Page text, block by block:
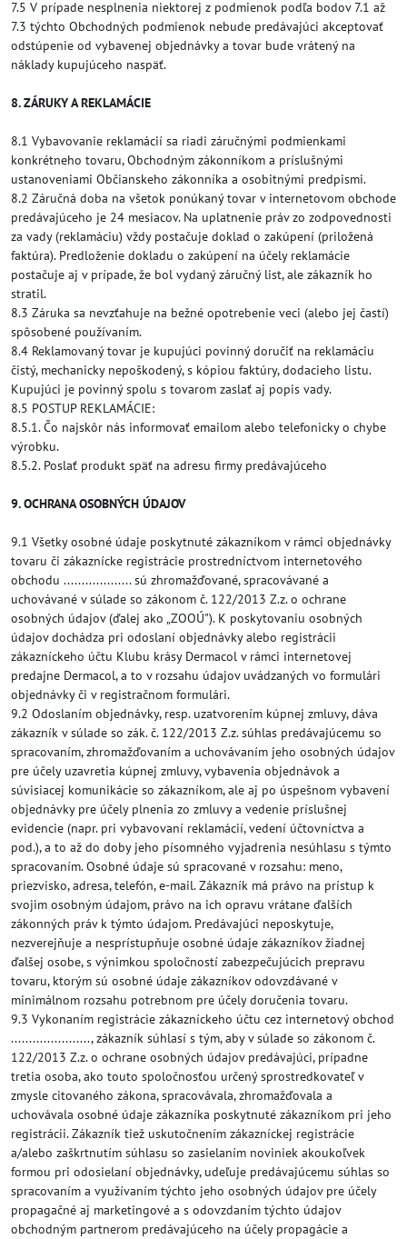
7.5 V prípade nesplnenia niektorej z podmienok podľa bodov 7.1 až
7.3 týchto Obchodných podmienok nebude predávajúci akceptovať
odstúpenie od vybavenej objednávky a tovar bude vrátený na
náklady kupujúceho naspäť.
8. ZÁRUKY A REKLAMÁCIE
8.1 Vybavovanie reklamácií sa riadi záručnými podmienkami
konkrétneho tovaru, Obchodným zákonníkom a príslušnými
ustanoveniami Občianskeho zákonníka a osobitnými predpismi.
8.2 Záručná doba na všetok ponúkaný tovar v internetovom obchode
predávajúceho je 24 mesiacov. Na uplatnenie práv zo zodpovednosti
za vady (reklamáciu) vždy postačuje doklad o zakúpení (priložená
faktúra). Predloženie dokladu o zakúpení na účely reklamácie
postačuje aj v prípade, že bol vydaný záručný list, ale zákazník ho
stratil.
8.3 Záruka sa nevzťahuje na bežné opotrebenie veci (alebo jej častí)
spôsobené používaním.
8.4 Reklamovaný tovar je kupujúci povinný doručiť na reklamáciu
čistý, mechanicky nepoškodený, s kópiou faktúry, dodacieho listu.
Kupujúci je povinný spolu s tovarom zaslať aj popis vady.
8.5 POSTUP REKLAMÁCIE:
8.5.1. Čo najskôr nás informovať emailom alebo telefonicky o chybe
výrobku.
8.5.2. Poslať produkt späť na adresu firmy predávajúceho
9. OCHRANA OSOBNÝCH ÚDAJOV
9.1 Všetky osobné údaje poskytnuté zákazníkom v rámci objednávky
tovaru či zákaznícke registrácie prostredníctvom internetového
obchodu ................... sú zhromažďované, spracovávané a
uchovávané v súlade so zákonom č. 122/2013 Z.z. o ochrane
osobných údajov (ďalej ako „ZOOÚ"). K poskytovaniu osobných
údajov dochádza pri odoslaní objednávky alebo registrácii
zákazníckeho účtu Klubu krásy Dermacol v rámci internetovej
predajne Dermacol, a to v rozsahu údajov uvádzaných vo formulári
objednávky či v registračnom formulári.
9.2 Odoslaním objednávky, resp. uzatvorením kúpnej zmluvy, dáva
zákazník v súlade so zák. č. 122/2013 Z.z. súhlas predávajúcemu so
spracovaním, zhromažďovaním a uchovávaním jeho osobných údajov
pre účely uzavretia kúpnej zmluvy, vybavenia objednávok a
súvisiacej komunikácie so zákazníkom, ale aj po úspešnom vybavení
objednávky pre účely plnenia zo zmluvy a vedenie príslušnej
evidencie (napr. pri vybavovaní reklamácií, vedení účtovníctva a
pod.), a to až do doby jeho písomného vyjadrenia nesúhlasu s týmto
spracovaním. Osobné údaje sú spracované v rozsahu: meno,
priezvisko, adresa, telefón, e-mail. Zákazník má právo na prístup k
svojim osobným údajom, právo na ich opravu vrátane ďalších
zákonných práv k týmto údajom. Predávajúci neposkytuje,
nezverejňuje a nesprístupňuje osobné údaje zákazníkov žiadnej
ďalšej osobe, s výnimkou spoločností zabezpečujúcich prepravu
tovaru, ktorým sú osobné údaje zákazníkov odovzdávané v
minimálnom rozsahu potrebnom pre účely doručenia tovaru.
9.3 Vykonaním registrácie zákazníckeho účtu cez internetový obchod
......................, zákazník súhlasí s tým, aby v súlade so zákonom č.
122/2013 Z.z. o ochrane osobných údajov predávajúci, prípadne
tretia osoba, ako touto spoločnosťou určený sprostredkovateľ v
zmysle citovaného zákona, spracovávala, zhromažďovala a
uchovávala osobné údaje zákazníka poskytnuté zákazníkom pri jeho
registrácii. Zákazník tiež uskutočnením zákazníckej registrácie
a/alebo zaškrtnutím súhlasu so zasielaním noviniek akoukoľvek
formou pri odosielaní objednávky, udeľuje predávajúcemu súhlas so
spracovaním a využívaním týchto jeho osobných údajov pre účely
propagačné aj marketingové a s odovzdaním týchto údajov
obchodným partnerom predávajúceho na účely propagácie a